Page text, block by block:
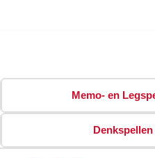
Memo- en
Denkspellen